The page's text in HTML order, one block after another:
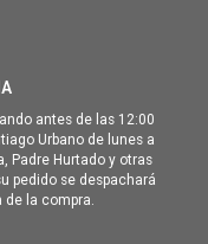
antes de las 12:00
Urbano de lunes a
Padre Hurtado y otras
pedido se despachará
de la compra.